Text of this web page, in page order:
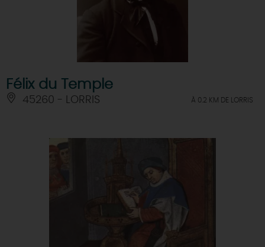
Félix du Temple
45260 - LORRIS À 0.2 KM DE LORRIS